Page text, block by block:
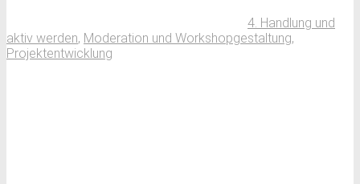
4. Handlung und
aktiv werden, Moderation und Workshopgestaltung,
Projektentwicklung